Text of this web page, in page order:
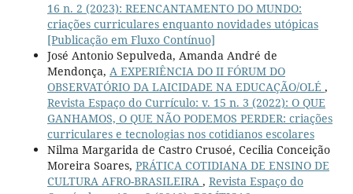
16 n. 2 (2023): REENCANTAMENTO DO MUNDO:
criações curriculares enquanto novidades utópicas
[Publicação em Fluxo Contínuo]
José Antonio Sepulveda, Amanda André de
Mendonça, A EXPERIÊNCIA DO II FÓRUM DO
OBSERVATÓRIO DA LAICIDADE NA EDUCAÇÃO/OLÉ ,
Revista Espaço do Currículo: v. 15 n. 3 (2022): O QUE
GANHAMOS, O QUE NÃO PODEMOS PERDER: criações
curriculares e tecnologias nos cotidianos escolares
Nilma Margarida de Castro Crusoé, Cecilia Conceição
Moreira Soares, PRÁTICA COTIDIANA DE ENSINO DE
CULTURA AFRO-BRASILEIRA , Revista Espaço do